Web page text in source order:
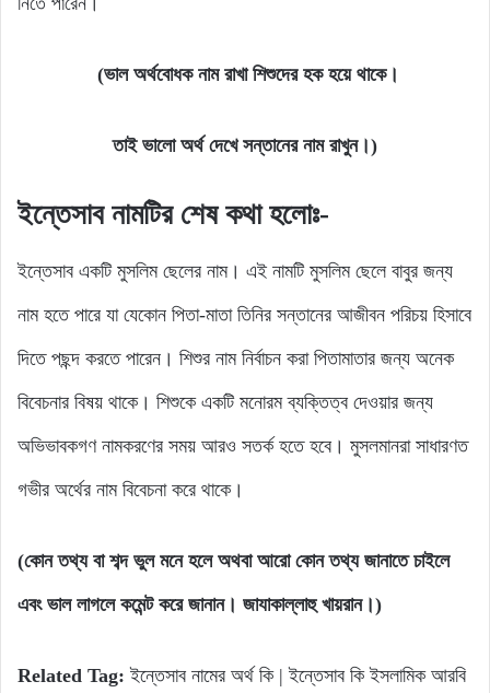
(ভাল অর্থবোধক নাম রাখা শিশুদের হক হয়ে থাকে।
তাই ভালো অর্থ দেখে সন্তানের নাম রাখুন।)
ইন্তেসাব নামটির শেষ কথা হলোঃ-
ইন্তেসাব একটি মুসলিম ছেলের নাম। এই নামটি মুসলিম ছেলে বাবুর জন্য
নাম হতে পারে যা যেকোন পিতা-মাতা তিনির সন্তানের আজীবন পরিচয় হিসাবে
দিতে পছন্দ করতে পারেন। শিশুর নাম নির্বাচন করা পিতামাতার জন্য অনেক
বিবেচনার বিষয় থাকে। শিশুকে একটি মনোরম ব্যক্তিত্ব দেওয়ার জন্য
অভিভাবকগণ নামকরণের সময় আরও সতর্ক হতে হবে। মুসলমানরা সাধারণত
গভীর অর্থের নাম বিবেচনা করে থাকে।
(কোন তথ্য বা শব্দ ভুল মনে হলে অথবা আরো কোন তথ্য জানাতে চাইলে
এবং ভাল লাগলে কমেন্ট করে জানান। জাযাকাল্লাহু খায়রান।)
Related Tag: ইন্তেসাব নামের অর্থ কি | ইন্তেসাব কি ইসলামিক আরবি